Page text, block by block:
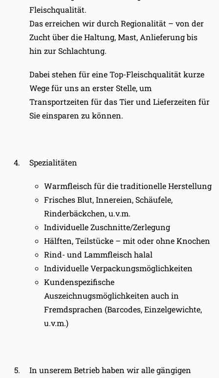
Fleischqualität.
Das erreichen wir durch Regionalität – von der
Zucht über die Haltung, Mast, Anlieferung bis
hin zur Schlachtung.
Dabei stehen für eine Top-Fleischqualität kurze
Wege für uns an erster Stelle, um
Transportzeiten für das Tier und Lieferzeiten für
Sie einsparen zukönnen.
Spezialitäten
Warmfleisch für die traditionelle Herstellung
Frisches Blut, Innereien, Schäufele,
Rinderbäckchen, u.v.m.
Individuelle Zuschnitte/Zerlegung
Hälften, Teilstücke – mit oder ohne Knochen
Rind- und Lammfleisch halal
Individuelle Verpackungsmöglichkeiten
Kundenspezifische
Auszeichnugsmöglichkeiten auch in
Fremdsprachen (Barcodes, Einzelgewichte,
u.v.m.)
In unserem Betrieb haben wir alle gängigen